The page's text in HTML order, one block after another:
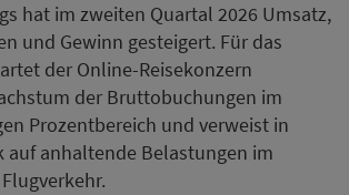
hat im zweiten Quartal 2026 Umsatz,
und Gewinn gesteigert. Für das
der Online-Reisekonzern
der Bruttobuchungen im
Prozentbereich und verweist in
auf anhaltende Belastungen im